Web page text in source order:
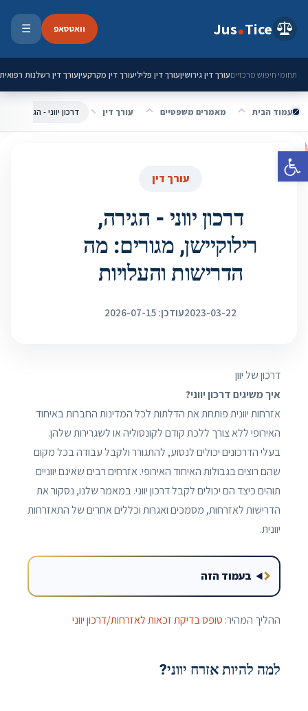
פתח סרגל נגישות
Jus Tice וואטסאפ ☰
תחומי חיפוש מרכזייםעורך דין גירושיןעורך דין פליליעורך דין מקרקעיןעורך דין רשלנות רפואית
עמוד הבית מאמרים משפטיים עורך דין דרכון יווני - הגירה,
עורך דין
דרכון יווני - הגירה,
רילוקיישן, מגורים: מה
הדרישות והעלויות
2023-03-22עודכן: 2026-07-15
דרכון של יוון
איך משיגים דרכון יווני?
אזרחות יוונית פותחת את הדלתות לכל המדינות החברות באיחוד
האירופי ללא צורך ללכת קודם לקונסוליה או לשגרירות שלהן.
בעלי הדרכונים יכולים לנסוע, להתגורר ולקבל עבודה בכל מקום
שהם רוצים בגבולות האיחוד האירופי. אזרחים רבים שאינם יווניים
תוהים כיצד הם יכולים לקבל דרכון יווני. במאמר שלנו, נסקור את
הדרישות לאזרחות, מסמכים ואגרות וכללים אחרים של התאזרחות
יוונית.
בעמוד הזה
ההליך המהיר: טופס בדיקת זכאות לאזרחות/דרכון יווני
למה להיות אזרח יווני?